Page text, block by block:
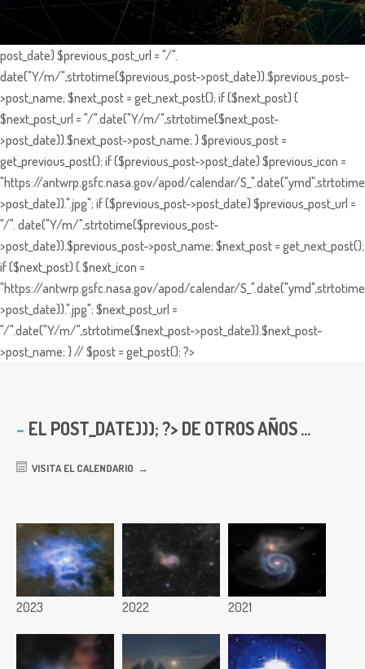
post_date) $previous_post_url = "/".
date("Y/m/",strtotime($previous_post->post_date)).$previous_post-
>post_name; $next_post = get_next_post(); if ($next_post) {
$next_post_url = "/".date("Y/m/",strtotime($next_post-
>post_date)).$next_post->post_name; } $previous_post =
get_previous_post(); if ($previous_post->post_date) $previous_icon =
"https://antwrp.gsfc.nasa.gov/apod/calendar/
>post_date)).".jpg"; if ($previous_post->post_date) $previous_post_url =
"/". date("Y/m/",strtotime($previous_post-
>post_date)).$previous_post->post_name; $next_post = get_next_post();
if ($next_post) { $next_icon =
"https://antwrp.gsfc.nasa.gov/apod/calendar/
>post_date)).".jpg"; $next_post_url =
"/".date("Y/m/",strtotime($next_post->post_date)).$next_post-
>post_name; } // $post = get_post(); ?>
EL POST_DATE))); ?> DE OTROS AÑOS ...
VISITA EL CALENDARIO
2023 2022 2021